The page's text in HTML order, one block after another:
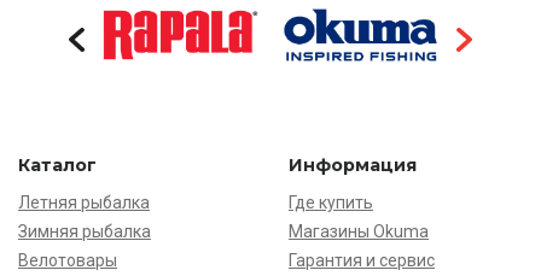
Каталог
Летняя рыбалка
Зимняя рыбалка
Велотовары
Информация
Где купить
Магазины Okuma
Гарантия и сервис